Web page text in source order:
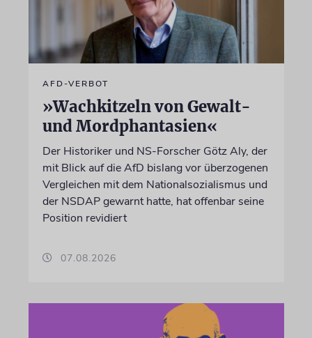
AFD-VERBOT
»Wachkitzeln von Gewalt-
und Mordphantasien«
Der Historiker und NS-Forscher Götz Aly, der
mit Blick auf die AfD bislang vor überzogenen
Vergleichen mit dem Nationalsozialismus und
der NSDAP gewarnt hatte, hat offenbar seine
Position revidiert
07.08.2026